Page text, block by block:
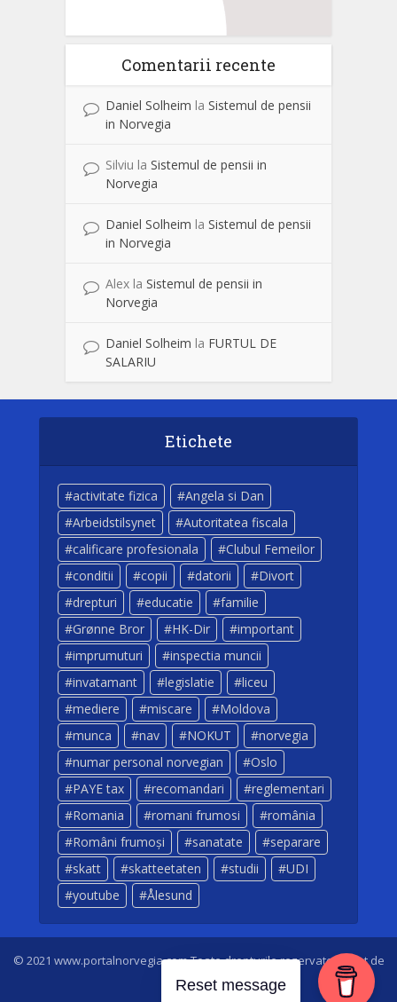
Comentarii recente
Daniel Solheim la Sistemul de pensii
in Norvegia
Silviu la Sistemul de pensii in
Norvegia
Daniel Solheim la Sistemul de pensii
in Norvegia
Alex la Sistemul de pensii in
Norvegia
Daniel Solheim la FURTUL DE
SALARIU
Etichete
activitate fizica
Angela si Dan
Arbeidstilsynet
Autoritatea fiscala
calificare profesionala
Clubul Femeilor
conditii
copii datorii
Divort
drepturi
educatie
familie
Grønne Bror
HK-Dir
important
imprumuturi
inspectia muncii
invatamant
legislatie
liceu
mediere
miscare
Moldova
munca
nav NOKUT
norvegia
numar personal norvegian
Oslo
PAYE tax
recomandari
reglementari
Romania
romani frumosi
românia
Români frumoși
sanatate
separare
skatt
skatteetaten studii
UDI
youtube
Ålesund
© 2021 www.portalnorvegia.com Toate drepturile rezervate. Creat de
Dan Sarbei
Reset message